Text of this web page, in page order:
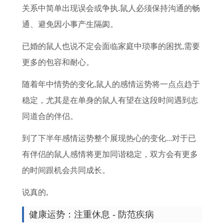
关系中简单出现误会或争执.鼠人必须保持沟通的畅
通、避免因小事产生隔阂。
已婚的鼠人也说不定会面临家庭中琐事的困扰,需要
更多的包容和耐心。
随着年中情势的变化,鼠人的感情运势将一点点趋于
稳定，尤其是在单身的鼠人有望在这段时间遇到志
同道合的伴侣。
到了下半年感情运势整个展现热心的变化...对于已
有伴侣的鼠人感情将更加同谐稳定，双方会有更多
的时间跟机会共同成长。
说真的,
健康运势：注重休息 - 防范疾病